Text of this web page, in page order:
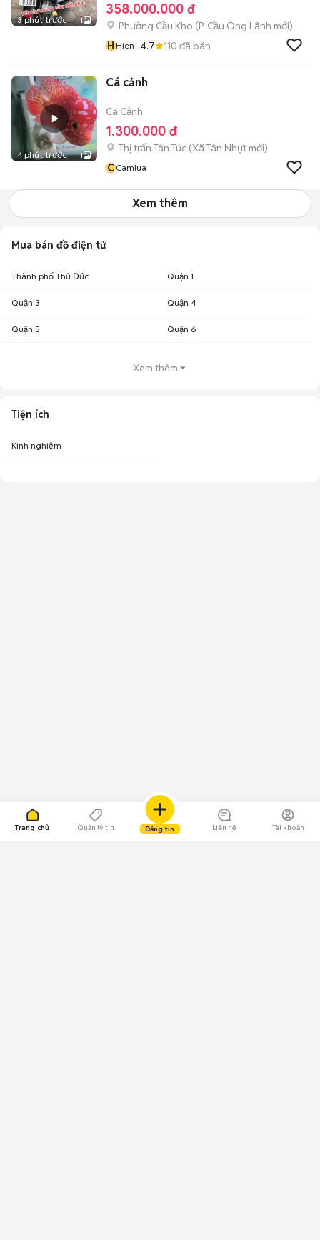
Trang chủ Quản lý tin Đăng tin Liên hệ Tài khoản
3 phút trước 1
358.000.000 đ
Phường Cầu Kho (P. Cầu Ông Lãnh mới)
HHien 4.7 110 đã bán
4 phút trước 1
Cá cảnh
Cá Cảnh
1.300.000 đ
Thị trấn Tân Túc (Xã Tân Nhựt mới)
CCamlua
Xem thêm
Mua bán đồ điện tử
Thành phố Thủ Đức Quận 1
Quận 3 Quận 4
Quận 5 Quận 6
Xem thêm
Tiện ích
Kinh nghiệm